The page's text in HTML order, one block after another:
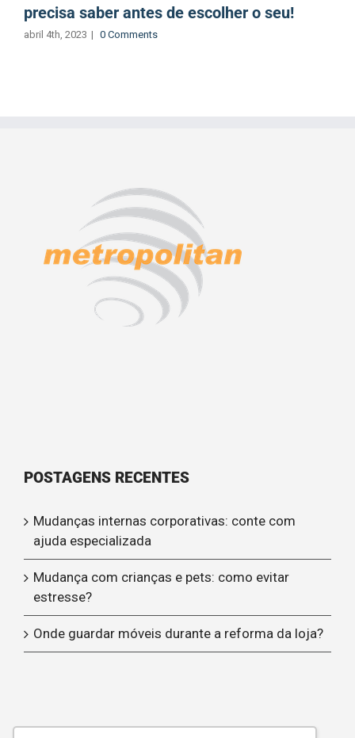
precisa saber antes de escolher o seu!
abril 4th, 2023 | 0 Comments
POSTAGENS RECENTES
Mudanças internas corporativas: conte com
ajuda especializada
Mudança com crianças e pets: como evitar
estresse?
Onde guardar móveis durante a reforma da loja?